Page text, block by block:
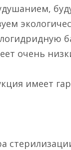
очень
имеет